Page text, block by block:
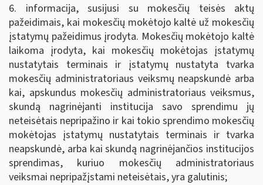
6. informacija, susijusi su mokesčių teisės aktų
pažeidimais, kai mokesčių mokėtojo kaltė už mokesčių
įstatymų pažeidimus įrodyta. Mokesčių mokėtojo kaltė
laikoma įrodyta, kai mokesčių mokėtojas įstatymų
nustatytais terminais ir įstatymų nustatyta tvarka
mokesčių administratoriaus veiksmų neapskundė arba
kai, apskundus mokesčių administratoriaus veiksmus,
skundą nagrinėjanti institucija savo sprendimu jų
neteisėtais nepripažino ir kai tokio sprendimo mokesčių
mokėtojas įstatymų nustatytais terminais ir tvarka
neapskundė, arba kai skundą nagrinėjančios institucijos
sprendimas, kuriuo mokesčių administratoriaus
veiksmai nepripažįstami neteisėtais, yra galutinis;